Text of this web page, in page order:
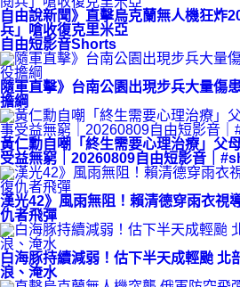
自由說新聞》直擊烏克蘭無人機狂炸
兵」嗆收復克里米亞
自由短影音Shorts
隨軍直擊》台南公園出現步兵大量傷
擔綱
黃仁勳自嘲「終生需要心理治療」父
受益無窮｜20260809自由短影音｜
漢光42》風雨無阻！賴清德穿雨衣視
仇者飛彈
白海豚持續減弱！估下半天成輕颱 北
浪、淹水